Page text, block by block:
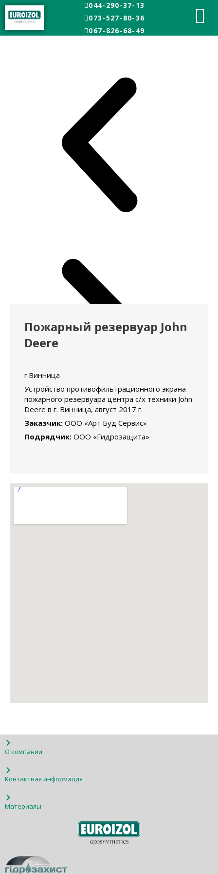
044-290-37-13
073-527-80-36
067-826-68-49
Главная
Гидроизоляция с использованием Геомембран
Пожарный резервуар John Deere
Пожарный резервуар John
Deere
г.Винница
Устройство противофильтрационного экрана
пожарного резервуара центра с/х техники John
Deere в г. Винница, август 2017 г.
Заказчик: ООО «Арт Буд Сервис»
Подрядчик: ООО «Гидрозащита»
О компании
Контактная информация
Материалы